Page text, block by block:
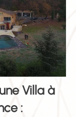
Villa à
: